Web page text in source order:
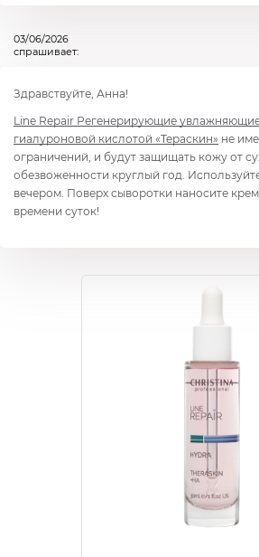
03/06/2026
спрашивает:
Здравствуйте, Анна!
Line Repair Регенерирующие
гиалуроновой кислотой «Тераскин» не
ограничений, и будут защищать кожу от
обезвоженности круглый год.
вечером. Поверх сыворотки наносите
времени суток!